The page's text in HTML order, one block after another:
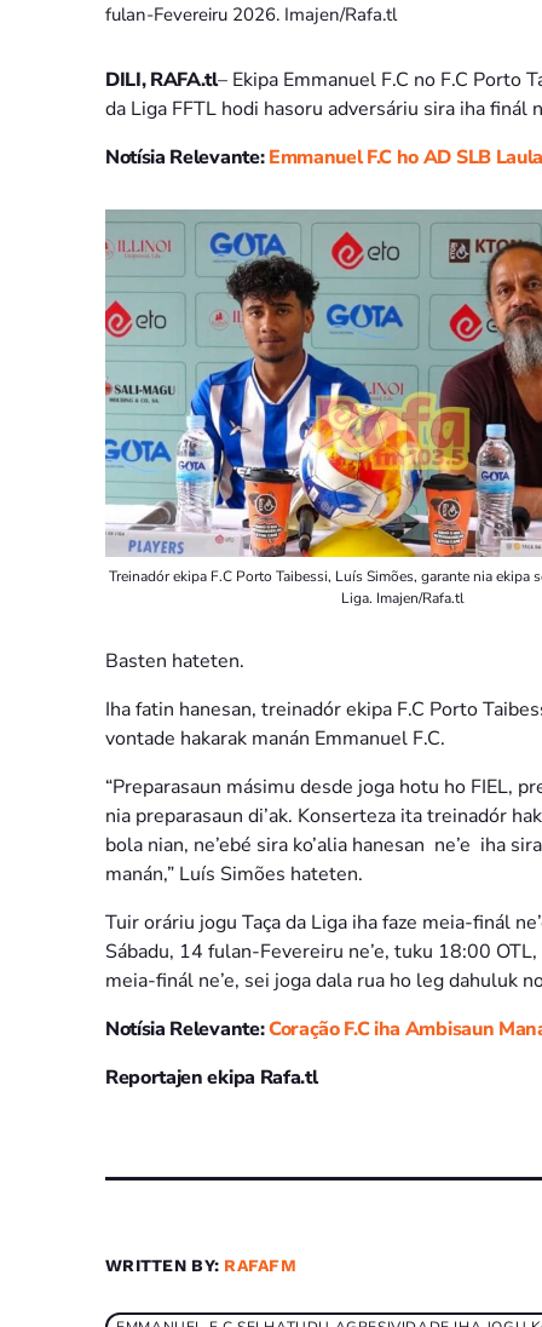
fulan-Fevereiru 2026. Imajen/Rafa.tl
DILI, RAFA.tl– Ekipa Emmanuel F.C no F.C Porto
da Liga FFTL hodi hasoru adversáriu sira iha finál
Notísia Relevante:Emmanuel F.C ho AD SLB
Treinadór ekipa F.C Porto Taibessi, Luís Simões, garante nia ekipa
Liga. Imajen/Rafa.tl
Basten hateten.
Iha fatin hanesan, treinadór ekipa F.C Porto
vontade hakarak manán Emmanuel F.C.
“Preparasaun másimu desde joga hotu ho FIEL,
nia preparasaun di’ak. Konserteza ita treinadór
bola nian, ne’ebé sira ko’alia hanesan ne’e iha
manán,” Luís Simões hateten.
Tuir oráriu jogu Taça da Liga iha faze meia-finál
Sábadu, 14 fulan-Fevereiru ne’e, tuku 18:00
meia-finál ne’e, sei joga dala rua ho leg dahuluk
Notísia Relevante:Coração F.C iha Ambisaun
Reportajen ekipa Rafa.tl
WRITTEN BY: RAFAFM